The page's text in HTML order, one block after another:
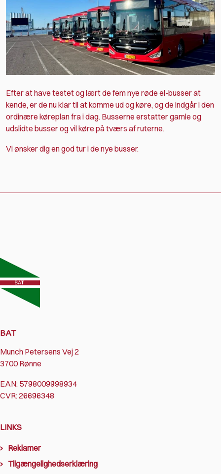
Efter at have testet og lært de fem nye røde el-busser at
kende, er de nu klar til at komme ud og køre, og de indgår i den
ordinære køreplan fra i dag. Busserne erstatter gamle og
udslidte busser og vil køre på tværs af ruterne.
Vi ønsker dig en god tur i de nye busser.
BAT
Munch Petersens Vej 2
3700 Rønne
EAN: 5798009998934
CVR: 26696348
LINKS
Reklamer
Tilgængelighedserklæring